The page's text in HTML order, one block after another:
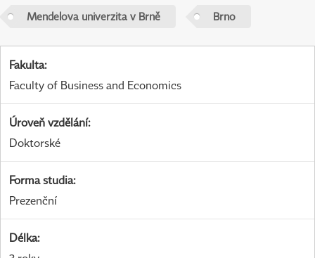
Mendelova univerzita v Brně Brno
Fakulta:
Faculty of Business and Economics
Úroveň vzdělání:
Doktorské
Forma studia:
Prezenční
Délka: